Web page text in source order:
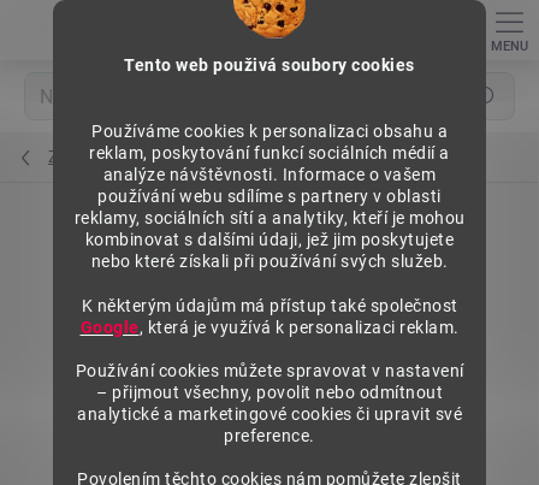
Tento web použivá soubory cookies
Používáme cookies k personalizaci obsahu a
reklam, poskytování funkcí sociálních médií a
analýze návštěvnosti. Informace o vašem
používání webu sdílíme s partnery v oblasti
reklamy, sociálních sítí a analytiky, kteří je mohou
kombinovat s dalšími údaji, jež jim poskytujete
nebo které získali při používání svých služeb.
K některým údajům má přístup také společnost
Google, která je využívá k personalizaci reklam.
Používání cookies můžete spravovat v nastavení
– přijmout všechny, povolit nebo odmítnout
analytické a marketingové cookies či upravit své
preference.
Povolením těchto cookies nám pomůžete zlepšit
Hledat
Zadní panely plné 625 mm